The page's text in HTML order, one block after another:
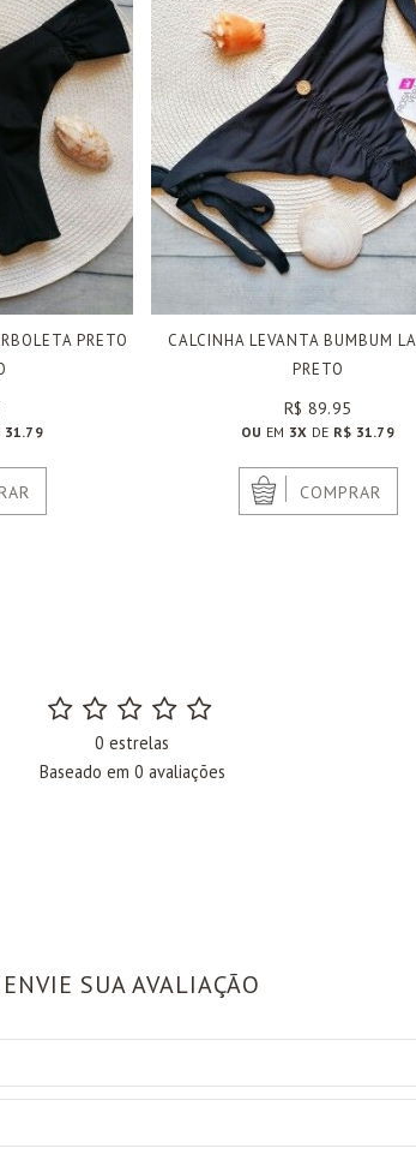
PRETO
31.79
CALCINHA LEVANTA BUMBUM
PRETO
R$ 89.95
OU EM 3X DE R$ 31.79
COMPRAR
0 estrelas
Baseado em 0 avaliações
ENVIE SUA AVALIAÇÃO